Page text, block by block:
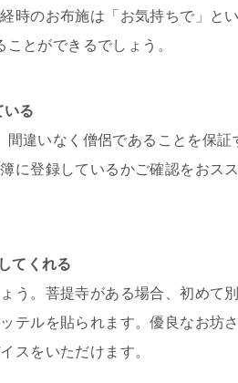
時のお布施は「お気持ちで」と
とができるでしょう。
いる
違いなく僧侶であることを保証
に登録しているかご確認をおス
てくれる
う。菩提寺がある場合、初めて
テルを貼られます。優良なお坊
スをいただけます。